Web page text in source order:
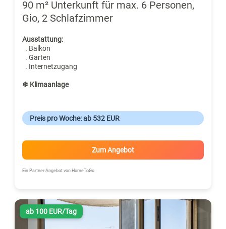
90 m² Unterkunft für max. 6 Personen,
Gio, 2 Schlafzimmer
Ausstattung:
. Balkon
. Garten
. Internetzugang
❄ Klimaanlage
Preis pro Woche: ab 532 EUR
Zum Angebot
Ein Partner-Angebot von HomeToGo
ab 100 EUR/Tag